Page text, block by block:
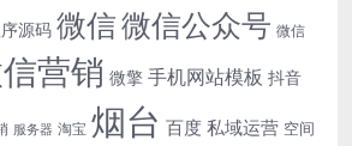
源码 微信微信公众号 微信
营销 微擎 手机网站模板 抖音
服务器 淘宝 烟台 百度 私域运营 空间